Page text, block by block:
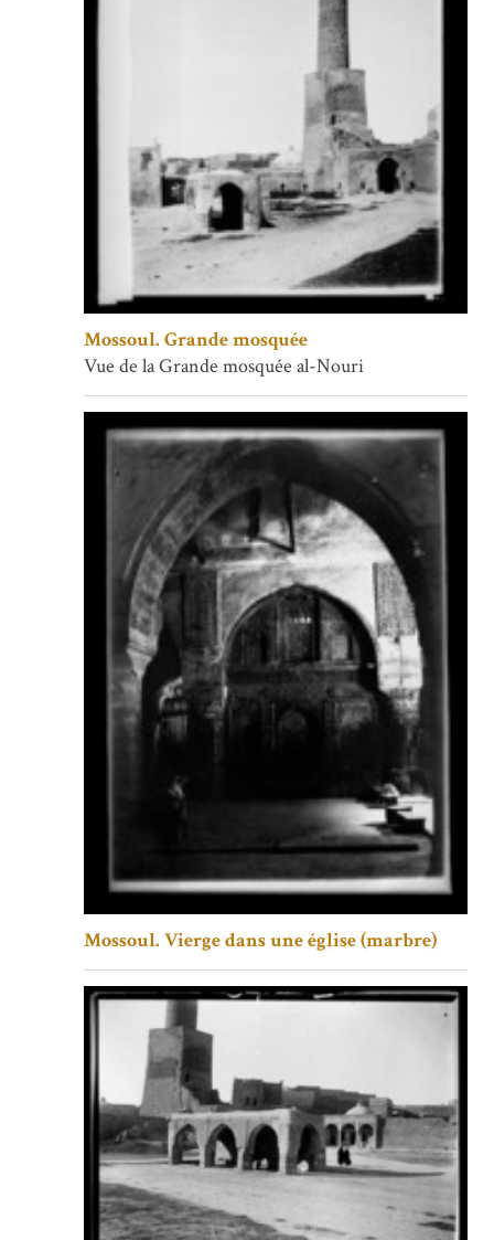
Mossoul. Grande mosquée
Vue de la Grande mosquée al-Nouri
Mossoul. Vierge dans une église (marbre)